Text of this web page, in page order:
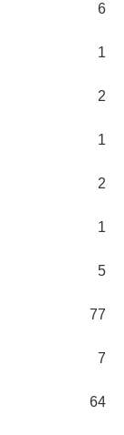
6
1
2
1
2
1
5
77
7
64